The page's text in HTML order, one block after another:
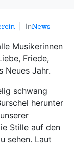
InNews
Musikerinnen
Friede,
Neues Jahr.
schwang
herunter
Stille auf den
sehen. Laut